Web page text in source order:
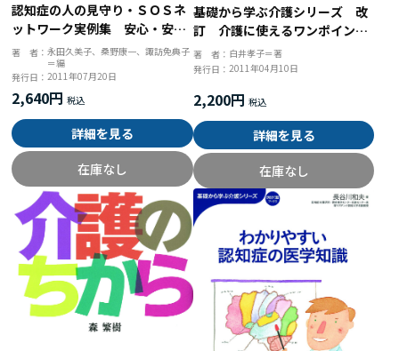
認知症の人の見守り・ＳＯＳネ
ットワーク実例集 安心・安全
に暮らせるまちを目指して
著 者：永田久美子、桑野康一、諏訪免典子
＝編
発行日：2011年07月20日
2,640円
詳細を見る
在庫なし
基礎から学ぶ介護シリーズ 改
訂 介護に使えるワンポイント
医学知識
著 者： 白井孝子＝著
発行日： 2011年04月10日
2,200円
詳細を見る
在庫なし